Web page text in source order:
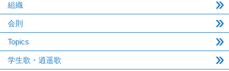
組織
会則
Topics
学生歌・逍遥歌